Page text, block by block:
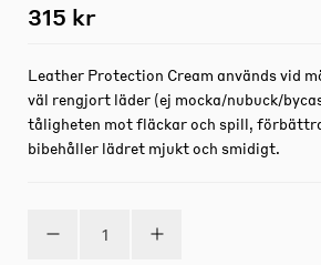
315 kr
Leather Protection Cream används vid
väl rengjort läder (ej mocka/nubuck/
tåligheten mot fläckar och spill,
bibehåller lädret mjukt och smidigt.